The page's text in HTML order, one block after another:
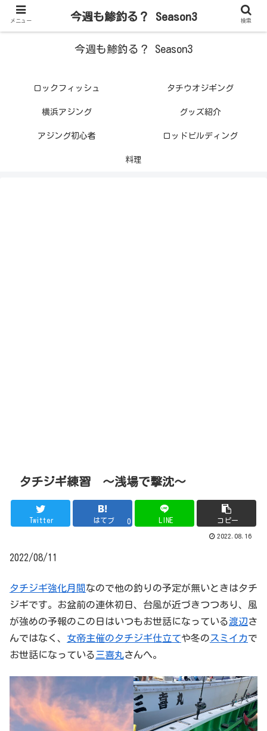
今週も鯵釣る？ Season3
ロックフィッシュ タチウオジギング
横浜アジング グッズ紹介
アジング初心者 ロッドビルディング
料理
タチジギ練習 ～浅場で撃沈～
Twitter はてブ 0 LINE コピー
2022.08.16
2022/08/11
タチジギ強化月間 なので他の釣りの予定が無いときはタチ
ジギです。お盆前の連休初日、台風が近づきつつあり、風
が強めの予報のこの日はいつもお世話になっている渡辺さ
んではなく、 女帝主催のタチジギ仕立てや冬のスミイカで
お世話になっている 三喜丸さんへ。
メニュー 今週も鯵釣る？ Season3 検索